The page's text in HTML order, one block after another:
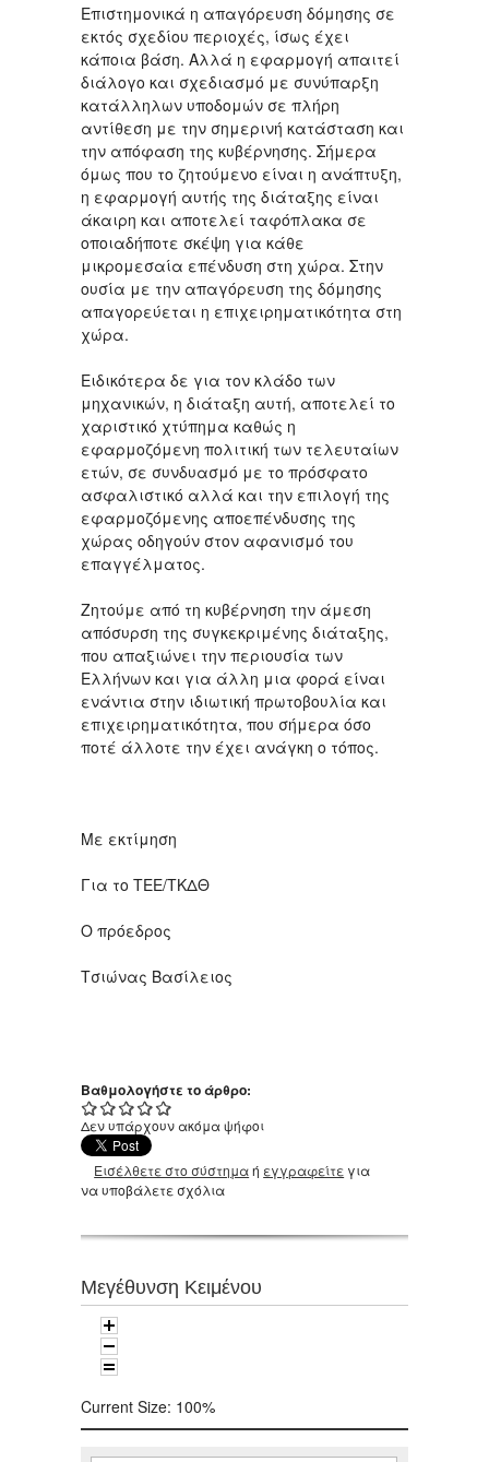
Επιστημονικά η απαγόρευση δόμησης σε
εκτός σχεδίου περιοχές, ίσως έχει
κάποια βάση. Αλλά η εφαρμογή απαιτεί
διάλογο και σχεδιασμό με συνύπαρξη
κατάλληλων υποδομών σε πλήρη
αντίθεση με την σημερινή κατάσταση και
την απόφαση της κυβέρνησης. Σήμερα
όμως που το ζητούμενο είναι η ανάπτυξη,
η εφαρμογή αυτής της διάταξης είναι
άκαιρη και αποτελεί ταφόπλακα σε
οποιαδήποτε σκέψη για κάθε
μικρομεσαία επένδυση στη χώρα. Στην
ουσία με την απαγόρευση της δόμησης
απαγορεύεται η επιχειρηματικότητα στη
χώρα.
Ειδικότερα δε για τον κλάδο των
μηχανικών, η διάταξη αυτή, αποτελεί το
χαριστικό χτύπημα καθώς η
εφαρμοζόμενη πολιτική των τελευταίων
ετών, σε συνδυασμό με το πρόσφατο
ασφαλιστικό αλλά και την επιλογή της
εφαρμοζόμενης αποεπένδυσης της
χώρας οδηγούν στον αφανισμό του
επαγγέλματος.
Ζητούμε από τη κυβέρνηση την άμεση
απόσυρση της συγκεκριμένης διάταξης,
που απαξιώνει την περιουσία των
Ελλήνων και για άλλη μια φορά είναι
ενάντια στην ιδιωτική πρωτοβουλία και
επιχειρηματικότητα, που σήμερα όσο
ποτέ άλλοτε την έχει ανάγκη ο τόπος.
Με εκτίμηση
Για το ΤΕΕ/ΤΚΔΘ
Ο πρόεδρος
Τσιώνας Βασίλειος
Βαθμολογήστε το άρθρο:
Δεν υπάρχουν ακόμα ψήφοι
Εισέλθετε στο σύστημαή εγγραφείτε για
να υποβάλετε σχόλια
Μεγέθυνση Κειμένου
Current Size: 100%
Αναζήτηση